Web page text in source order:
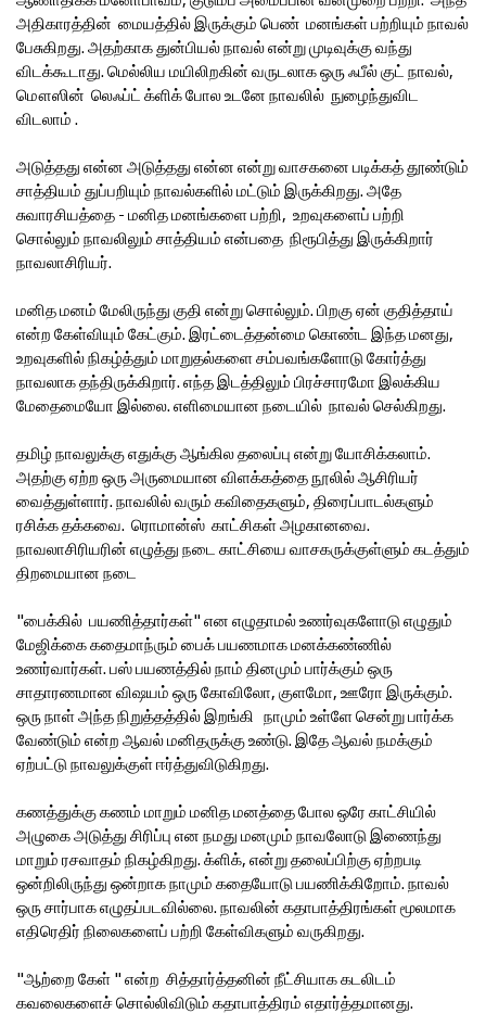
அதிகாரத்தின் மையத்தில் இருக்கும் பெண் மனங்கள் பற்றியும் நாவல்
பேசுகிறது. அதற்காக துன்பியல் நாவல் என்று முடிவுக்கு வந்து
விடக்கூடாது. மெல்லிய மயிலிறகின் வருடலாக ஒரு ஃபீல் குட் நாவல்,
மௌஸின் லெஃப்ட் க்ளிக் போல உடனே நாவலில் நுழைந்துவிட
விடலாம் .
அடுத்தது என்ன அடுத்தது என்ன என்று வாசகனை படிக்கத் தூண்டும்
சாத்தியம் துப்பறியும் நாவல்களில் மட்டும் இருக்கிறது. அதே
சுவாரசியத்தை - மனித மனங்களை பற்றி, உறவுகளைப் பற்றி
சொல்லும் நாவலிலும் சாத்தியம் என்பதை நிரூபித்து இருக்கிறார்
நாவலாசிரியர்.
மனித மனம் மேலிருந்து குதி என்று சொல்லும். பிறகு ஏன் குதித்தாய்
என்ற கேள்வியும் கேட்கும். இரட்டைத்தன்மை கொண்ட இந்த மனது,
உறவுகளில் நிகழ்த்தும் மாறுதல்களை சம்பவங்களோடு கோர்த்து
நாவலாக தந்திருக்கிறார். எந்த இடத்திலும் பிரச்சாரமோ இலக்கிய
மேதைமையோ இல்லை. எளிமையான நடையில் நாவல் செல்கிறது.
தமிழ் நாவலுக்கு எதுக்கு ஆங்கில தலைப்பு என்று யோசிக்கலாம்.
அதற்கு ஏற்ற ஒரு அருமையான விளக்கத்தை நூலில் ஆசிரியர்
வைத்துள்ளார். நாவலில் வரும் கவிதைகளும், திரைப்பாடல்களும்
ரசிக்க தக்கவை. ரொமான்ஸ் காட்சிகள் அழகானவை.
நாவலாசிரியரின் எழுத்து நடை காட்சியை வாசகருக்குள்ளும் கடத்தும்
திறமையான நடை
"பைக்கில் பயணித்தார்கள்" என எழுதாமல் உணர்வுகளோடு எழுதும்
மேஜிக்கை கதைமாந்ரும் பைக் பயணமாக மனக்கண்ணில்
உணர்வார்கள். பஸ் பயணத்தில் நாம் தினமும் பார்க்கும் ஒரு
சாதாரணமான விஷயம் ஒரு கோவிலோ, குளமோ, ஊரோ இருக்கும்.
ஒரு நாள் அந்த நிறுத்தத்தில் இறங்கி நாமும் உள்ளே சென்று பார்க்க
வேண்டும் என்ற ஆவல் மனிதருக்கு உண்டு. இதே ஆவல் நமக்கும்
ஏற்பட்டு நாவலுக்குள் ஈர்த்துவிடுகிறது.
கணத்துக்கு கணம் மாறும் மனித மனத்தை போல ஒரே காட்சியில்
அழுகை அடுத்து சிரிப்பு என நமது மனமும் நாவலோடு இணைந்து
மாறும் ரசவாதம் நிகழ்கிறது. க்ளிக், என்று தலைப்பிற்கு ஏற்றபடி
ஒன்றிலிருந்து ஒன்றாக நாமும் கதையோடு பயணிக்கிறோம். நாவல்
ஒரு சார்பாக எழுதப்படவில்லை. நாவலின் கதாபாத்திரங்கள் மூலமாக
எதிரெதிர் நிலைகளைப் பற்றி கேள்விகளும் வருகிறது.
"ஆற்றை கேள் " என்ற சித்தார்த்தனின் நீட்சியாக கடலிடம்
கவலைகளைச் சொல்லிவிடும் கதாபாத்திரம் எதார்த்தமானது.